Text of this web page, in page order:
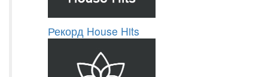
Рекорд House Hits